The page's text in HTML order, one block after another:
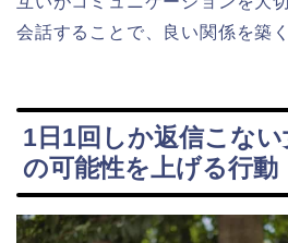
会話することで、良い関係を築
1日1回しか返信こな
の可能性を上げる行動